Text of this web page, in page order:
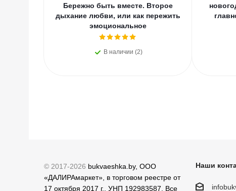
Бережно быть вместе. Второе
дыхание любви, или как пережить
эмоциональное
В наличии (2)
© 2017-2026 bukvaeshka.by, ООО
«ДАЛИРАмаркет», в торговом реестре от
17 октября 2017 г., УНП 192983587. Все
Наши